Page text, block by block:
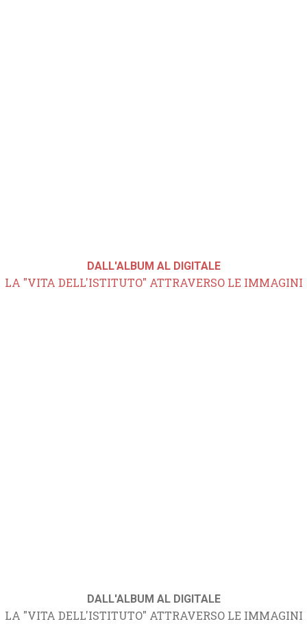
DALL'ALBUM AL DIGITALE
LA "VITA DELL'ISTITUTO" ATTRAVERSO LE IMMAGINI
DALL'ALBUM AL DIGITALE
LA "VITA DELL'ISTITUTO" ATTRAVERSO LE IMMAGINI